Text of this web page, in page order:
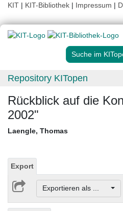
KIT | KIT-Bibliothek | Impressum |
Suche im
Repository KITopen
Rückblick auf die
2002"
Laengle, Thomas
Export
Exportieren als ...